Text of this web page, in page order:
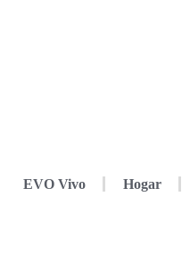
EVO Vivo Hogar